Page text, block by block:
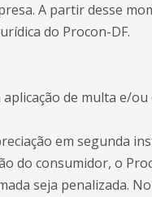
A partir desse
do Procon-DF.
de multa e/ou
em segunda
do consumidor, o
seja penalizada.